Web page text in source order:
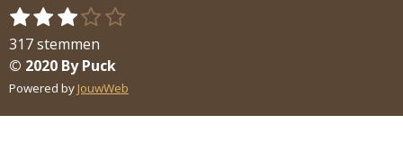
R
a
t
i
1
s
t
e
r
2
s
t
e
r
r
3
s
t
e
r
r
4
s
t
e
r
r
5
t
e
r
r
S
m
e
317 stemmen
© 2020 By Puck
Powered by JouwWeb